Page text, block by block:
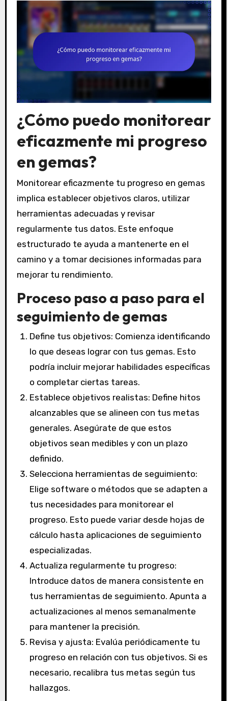
¿Cómo puedo monitorear
eficazmente mi progreso
en gemas?
Monitorear eficazmente tu progreso en gemas
implica establecer objetivos claros, utilizar
herramientas adecuadas y revisar
regularmente tus datos. Este enfoque
estructurado te ayuda a mantenerte en el
camino y a tomar decisiones informadas para
mejorar tu rendimiento.
Proceso paso a paso para el
seguimiento de gemas
Define tus objetivos: Comienza identificando
lo que deseas lograr con tus gemas. Esto
podría incluir mejorar habilidades específicas
o completar ciertas tareas.
Establece objetivos realistas: Define hitos
alcanzables que se alineen con tus metas
generales. Asegúrate de que estos
objetivos sean medibles y con un plazo
definido.
Selecciona herramientas de seguimiento:
Elige software o métodos que se adapten a
tus necesidades para monitorear el
progreso. Esto puede variar desde hojas de
cálculo hasta aplicaciones de seguimiento
especializadas.
Actualiza regularmente tu progreso:
Introduce datos de manera consistente en
tus herramientas de seguimiento. Apunta a
actualizaciones al menos semanalmente
para mantener la precisión.
Revisa y ajusta: Evalúa periódicamente tu
progreso en relación con tus objetivos. Si es
necesario, recalibra tus metas según tus
hallazgos.